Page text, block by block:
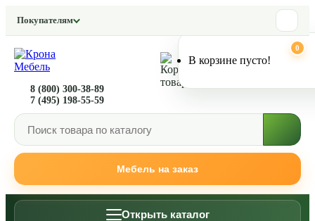
Покупателям
Мебель на заказ
8 (800) 300-38-89
7 (495) 198-55-59
0
В корзине пусто!
Открыть каталог